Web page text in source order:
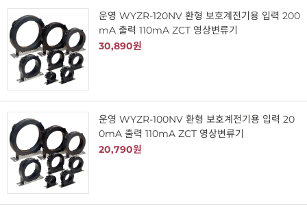
운영 WYZR-120NV 환형 보호계전기용 입력 200
mA 출력 110mA ZCT 영상변류기
30,890원
운영 WYZR-100NV 환형 보호계전기용 입력 20
0mA 출력 110mA ZCT 영상변류기
20,790원